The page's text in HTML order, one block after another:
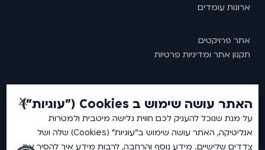
ארונות עומדים
אתר פרויקטים
תקנון אתר ומדיניות פרטיות
2026 © כל זכויות שמורות לאמבין ארונות אמבטיה.
האתר עושה שימוש ב Cookies ("עוגיות")
על מנת שנוכל להעניק לכם חווית גלישה מיטבית ולמטרות
אנליטיקה, האתר עושה שימוש ב"עוגיות" (Cookies) שלה ושל
צדדים שלישיים. מידע נוסף והרחבה, לרבות מידע איך להסיר את